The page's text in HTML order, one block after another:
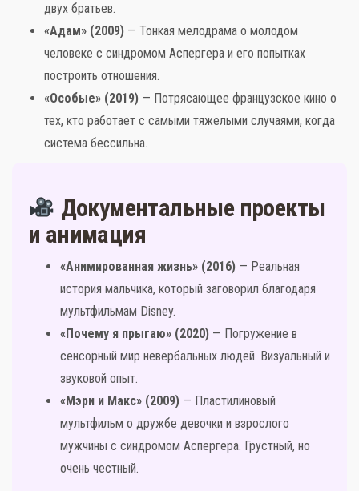
двух братьев.
«Адам» (2009) — Тонкая мелодрама о молодом
человеке с синдромом Аспергера и его попытках
построить отношения.
«Особые» (2019) — Потрясающее французское кино о
тех, кто работает с самыми тяжелыми случаями, когда
система бессильна.
Документальные проекты
и анимация
«Анимированная жизнь» (2016) — Реальная
история мальчика, который заговорил благодаря
мультфильмам Disney.
«Почему я прыгаю» (2020) — Погружение в
сенсорный мир невербальных людей. Визуальный и
звуковой опыт.
«Мэри и Макс» (2009) — Пластилиновый
мультфильм о дружбе девочки и взрослого
мужчины с синдромом Аспергера. Грустный, но
очень честный.